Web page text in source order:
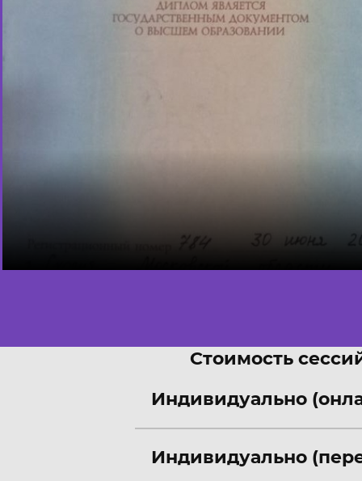
Стоимость
Индивидуально
Индивидуально